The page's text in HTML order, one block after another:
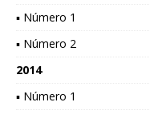
▪ Número 1
▪ Número 2
2014
▪ Número 1